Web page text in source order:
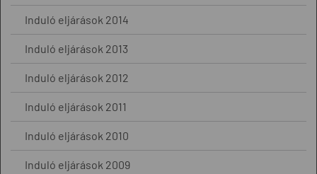
Induló eljárások 2014
Induló eljárások 2013
Induló eljárások 2012
Induló eljárások 2011
Induló eljárások 2010
Induló eljárások 2009